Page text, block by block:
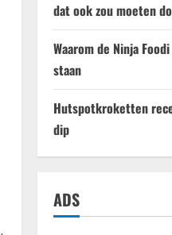
dat ook zou moeten
Waarom de Ninja
staan
Hutspotkroketten
dip
ADS